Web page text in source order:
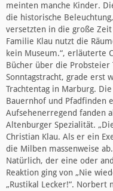
meinten manche Kinder.
die historische
versetzten in die große
Familie Klau nutzt die
kein Museum.“, erläuterte
Bücher über die Probsteier
Sonntagstracht, grade erst
Trachtentag in Marburg.
Bauernhof und Pfadfinden
Aufsehenerregend fanden
Altenburger Spezialität.
Christian Klau. Als er ein
die Milben massenweise
Natürlich, der eine oder
Reaktion ging von „Nie
„Rustikal Lecker!“. Norbert